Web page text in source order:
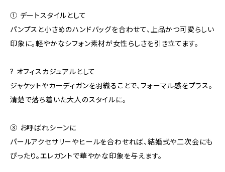
① デートスタイルとして
パンプスと小さめのハンドバッグを合わせて、上品かつ可愛らしい
印象に。軽やかなシフォン素材が女性らしさを引き立てます。
? オフィスカジュアルとして
ジャケットやカーディガンを羽織ることで、フォーマル感をプラス。
清楚で落ち着いた大人のスタイルに。
③ お呼ばれシーンに
パールアクセサリーやヒールを合わせれば、結婚式や二次会にも
ぴったり。エレガントで華やかな印象を与えます。